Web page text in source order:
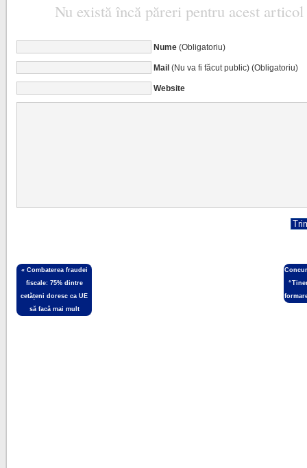
Nu există încă păreri pentru acest articol
Nume(Obligatoriu)
Mail(Nu va fi făcut public) (Obligatoriu)
Website
« Combaterea fraudei
fiscale: 75% dintre
cetățeni doresc ca UE
să facă mai mult